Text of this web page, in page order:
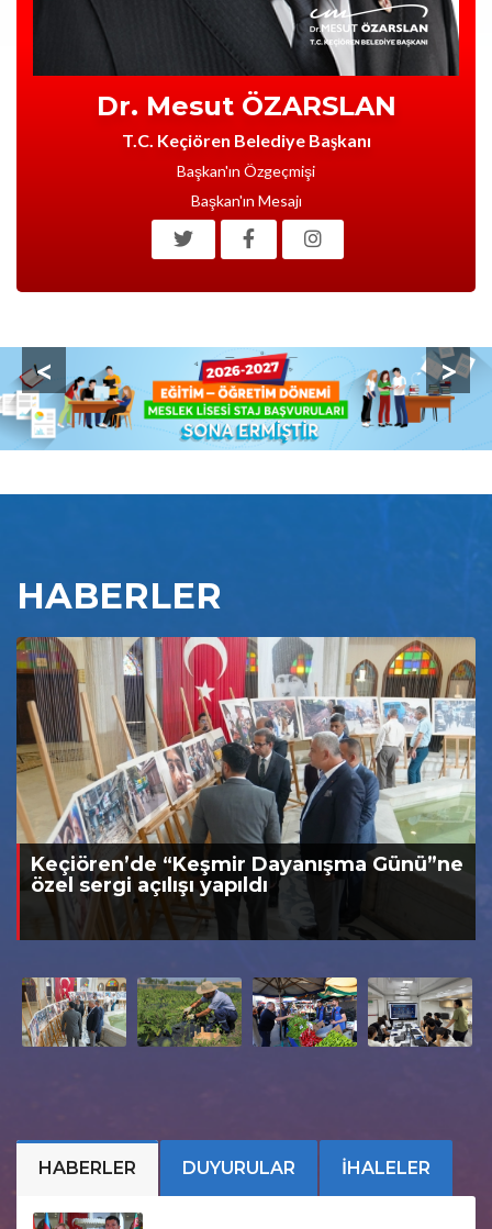
Dr. Mesut ÖZARSLAN
T.C. Keçiören Belediye Başkanı
Başkan'ın Özgeçmişi
Başkan'ın Mesajı
< >
HABERLER
Keçiören’de “Keşmir Dayanışma Günü”ne
özel sergi açılışı yapıldı
HABERLER DUYURULAR İHALELER